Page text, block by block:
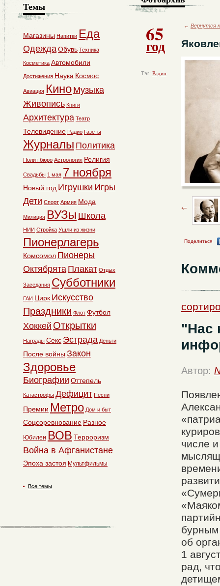
65
год
Тэг: Радио
← Вернутся
Поделиться
"Нас
Автор:
числе
об
1
рад,
Темы
Магазины Напитки Еда
ОдеждаОбувь Техника
Косметика Автомобили
Достижения Наука Космос
Авиация Кино Музыка
Живопись Книги
Архитектура Театр
Телевидение Радио Газеты
Журналы Политика
Полит бюро Астрология Религия
Свадьбы 1 мая 7 ноября
Новый год Игрушки Игры
Дети Спорт Армия Мода
Милиция ВУЗы Школа
НИИ Стройка Ушли из жизни
Пионерлагерь
Комсомол Пионеры
Октябрята Плакат Отдых
Заседания Субботники
ГАИ Цирк Искусство
Праздники Флот Футбол
Хоккей Открытки
Награды Секс Эстрада Деньги
После войны Закон
Здоровье
Биографии Оттепель
Катастрофы Дефицит Песни
Премии Метро Дом и быт
Соцсоревнование Разное
Юбилеи ВОВ Терроризм
Война в Афганистане
Эпоха застоя Мультфильмы
Все темы